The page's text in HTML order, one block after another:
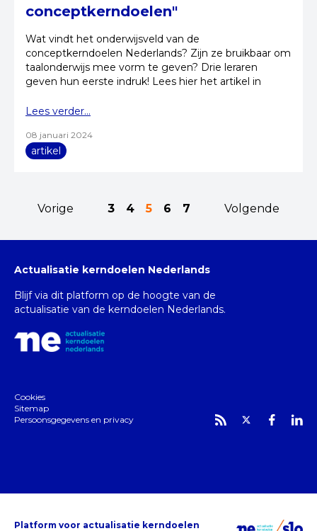
conceptkerndoelen"
Wat vindt het onderwijsveld van de
conceptkerndoelen Nederlands? Zijn ze bruikbaar om
taalonderwijs mee vorm te geven? Drie leraren
geven hun eerste indruk! Lees hier het artikel in
Lees verder...
08 januari 2024
artikel
Vorige 3 4 5 6 7 Volgende
Actualisatie kerndoelen Nederlands
Blijf via dit platform op de hoogte van de
actualisatie van de kerndoelen Nederlands.
Cookies
Sitemap
Persoonsgegevens en privacy
Platform voor actualisatie kerndoelen